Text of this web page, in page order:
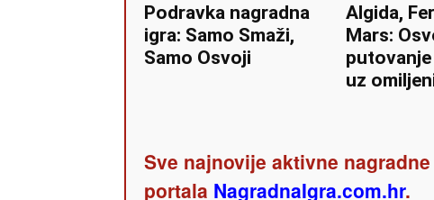
Podravka nagradna
igra: Samo Smaži,
Samo Osvoji
Algida,
Mars:
uz
Sve najnovije aktivne
portala NagradnaIgra.com.hr.